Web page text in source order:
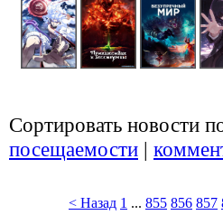
Сортировать новости
посещаемости |
< Назад 1 ... 855 856 857